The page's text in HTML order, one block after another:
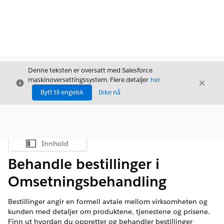
Avslutt
Denne teksten er oversatt med Salesforce
maskinoversettingssystem. Flere detaljer her.
Bytt til engelsk
Ikke nå
Avslutt
Vis innholdsfortegnelse
Innhold
Behandle bestillinger i
Omsetningsbehandling
Bestillinger angir en formell avtale mellom virksomheten og
kunden med detaljer om produktene, tjenestene og prisene.
Finn ut hvordan du oppretter og behandler bestillinger